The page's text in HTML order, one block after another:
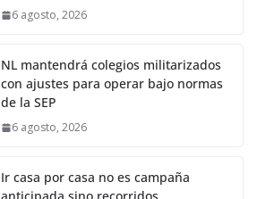
6 agosto, 2026
NL mantendrá colegios militarizados
con ajustes para operar bajo normas
de la SEP
6 agosto, 2026
Ir casa por casa no es campaña